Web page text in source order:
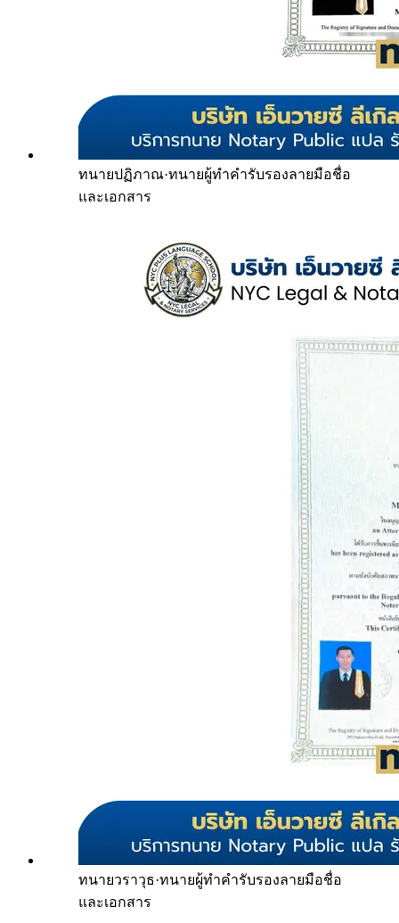
ทนายปฏิภาณ·ทนายผู้ทำคำรับรองลายมือชื่อ
และเอกสาร
ทนายวราวุธ·ทนายผู้ทำคำรับรองลายมือชื่อ
และเอกสาร